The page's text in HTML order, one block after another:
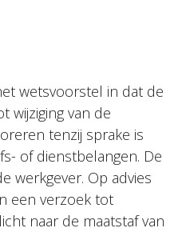
wetsvoorstel in dat de
wijziging van de
tenzij sprake is
of dienstbelangen. De
werkgever. Op advies
een verzoek tot
naar de maatstaf van